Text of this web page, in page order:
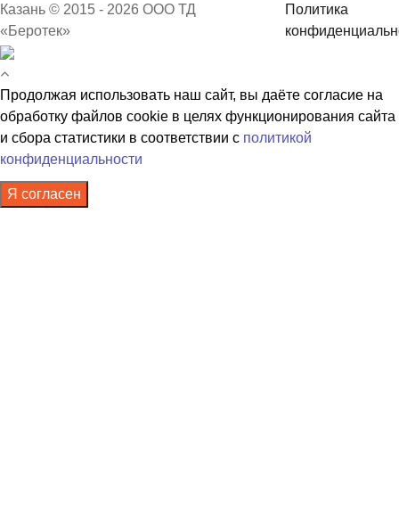
Казань © 2015 - 2026 ООО ТД
«Беротек»
Политика
Продолжая использовать наш сайт, вы даёте согласие на
обработку файлов cookie в целях функционирования сайта
и сбора статистики в соответствии с политикой
конфиденциальности
Я согласен